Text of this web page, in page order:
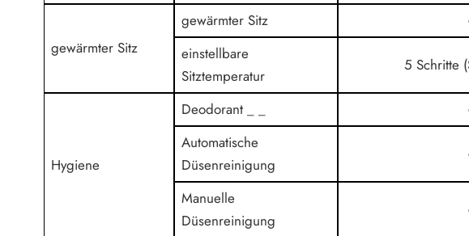
gewärmter Sitz
gewärmter Sitz
einstellbare
Sitztemperatur
5 Schritte
Hygiene
Deodorant
Automatische
Düsenreinigung
Manuelle
Düsenreinigung